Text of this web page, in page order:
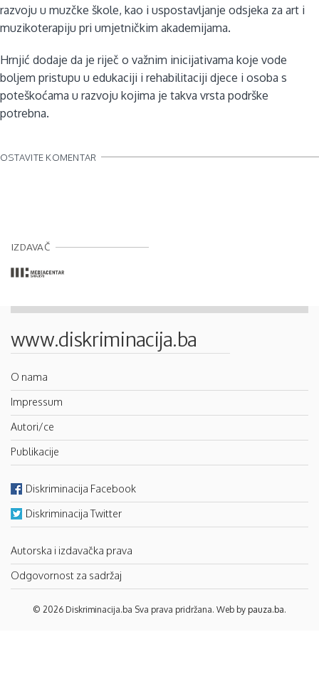
razvoju u muzčke škole, kao i uspostavljanje odsjeka za art i
muzikoterapiju pri umjetničkim akademijama.
Hrnjić dodaje da je riječ o važnim inicijativama koje vode
boljem pristupu u edukaciji i rehabilitaciji djece i osoba s
poteškoćama u razvoju kojima je takva vrsta podrške
potrebna.
OSTAVITE KOMENTAR
IZDAVAČ
www.diskriminacija.ba
O nama
Impressum
Autori/ce
Publikacije
Diskriminacija Facebook
Diskriminacija Twitter
Autorska i izdavačka prava
Odgovornost za sadržaj
© 2026 Diskriminacija.ba Sva prava pridržana. Web by pauza.ba.